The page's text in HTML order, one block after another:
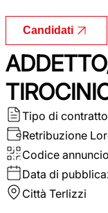
Candidati
Tipo di contratto
Retribuzione
Codice annuncio
Data di
Città Terlizzi